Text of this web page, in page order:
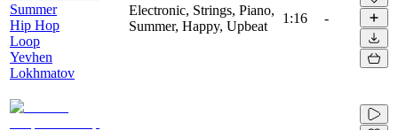
Summer
Hip Hop
Loop
Yevhen
Lokhmatov
Electronic, Strings, Piano,
Summer, Happy, Upbeat
1:16 -